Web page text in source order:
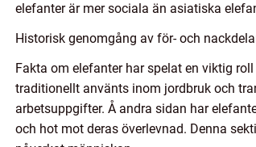
elefanter är mer sociala än asiatiska
Historisk genomgång av för- och
Fakta om elefanter har spelat en viktig
traditionellt använts inom jordbruk och
arbetsuppgifter. Å andra sidan har
och hot mot deras överlevnad. Denna